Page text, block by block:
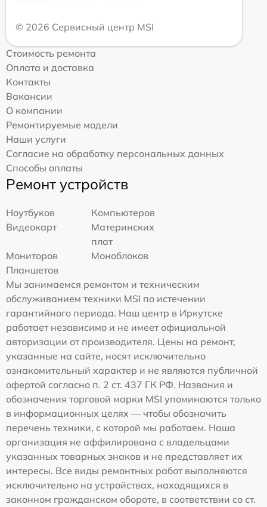
© 2026 Сервисный центр MSI
Стоимость ремонта
Оплата и доставка
Контакты
Вакансии
О компании
Ремонтируемые модели
Наши услуги
Согласие на обработку персональных данных
Способы оплаты
Ремонт устройств
Ноутбуков
Компьютеров
Видеокарт
Материнских
плат
Мониторов
Моноблоков
Планшетов
Мы занимаемся ремонтом и техническим
обслуживанием техники MSI по истечении
гарантийного периода. Наш центр в Иркутске
работает независимо и не имеет официальной
авторизации от производителя. Цены на ремонт,
указанные на сайте, носят исключительно
ознакомительный характер и не являются публичной
офертой согласно п. 2 ст. 437 ГК РФ. Названия и
обозначения торговой марки MSI упоминаются только
в информационных целях — чтобы обозначить
перечень техники, с которой мы работаем. Наша
организация не аффилирована с владельцами
указанных товарных знаков и не представляет их
интересы. Все виды ремонтных работ выполняются
исключительно на устройствах, находящихся в
законном гражданском обороте, в соответствии со ст.